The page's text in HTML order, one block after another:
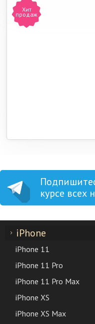
Хит
продаж
курсе всех
iPhone
iPhone 11
iPhone 11 Pro
iPhone 11 Pro Max
iPhone XS
iPhone XS Max